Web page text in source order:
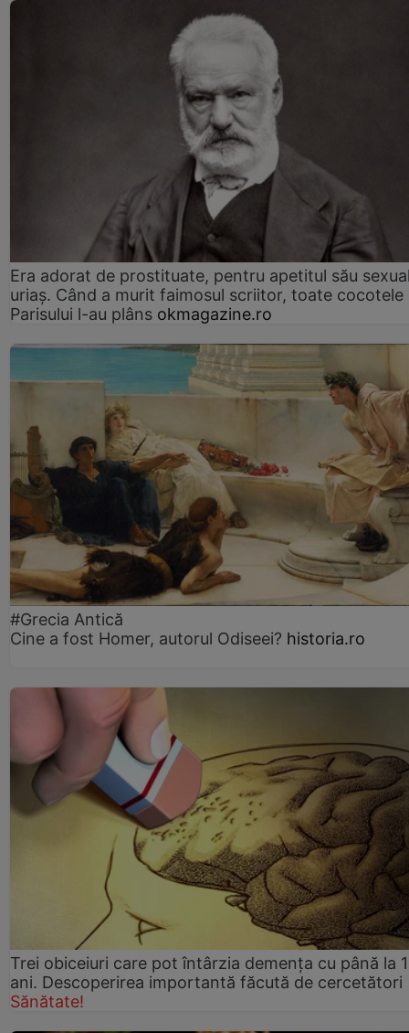
Era adorat de prostituate, pentru apetitul său
uriaș. Când a murit faimosul scriitor, toate cocotele
Parisului l-au plâns okmagazine.ro
#Grecia Antică
Cine a fost Homer, autorul Odiseei? historia.ro
Trei obiceiuri care pot întârzia demența cu până la
ani. Descoperirea importantă făcută de cercetători
Sănătate!